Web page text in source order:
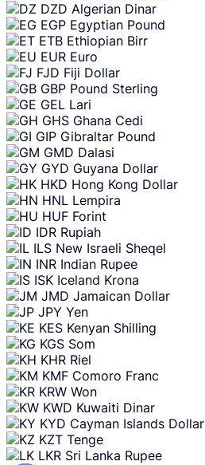
DZD Algerian Dinar
EGP Egyptian Pound
ETB Ethiopian Birr
EUR Euro
FJD Fiji Dollar
GBP Pound Sterling
GEL Lari
GHS Ghana Cedi
GIP Gibraltar Pound
GMD Dalasi
GYD Guyana Dollar
HKD Hong Kong Dollar
HNL Lempira
HUF Forint
IDR Rupiah
ILS New Israeli Sheqel
INR Indian Rupee
ISK Iceland Krona
JMD Jamaican Dollar
JPY Yen
KES Kenyan Shilling
KGS Som
KHR Riel
KMF Comoro Franc
KRW Won
KWD Kuwaiti Dinar
KYD Cayman Islands Dollar
KZT Tenge
LKR Sri Lanka Rupee